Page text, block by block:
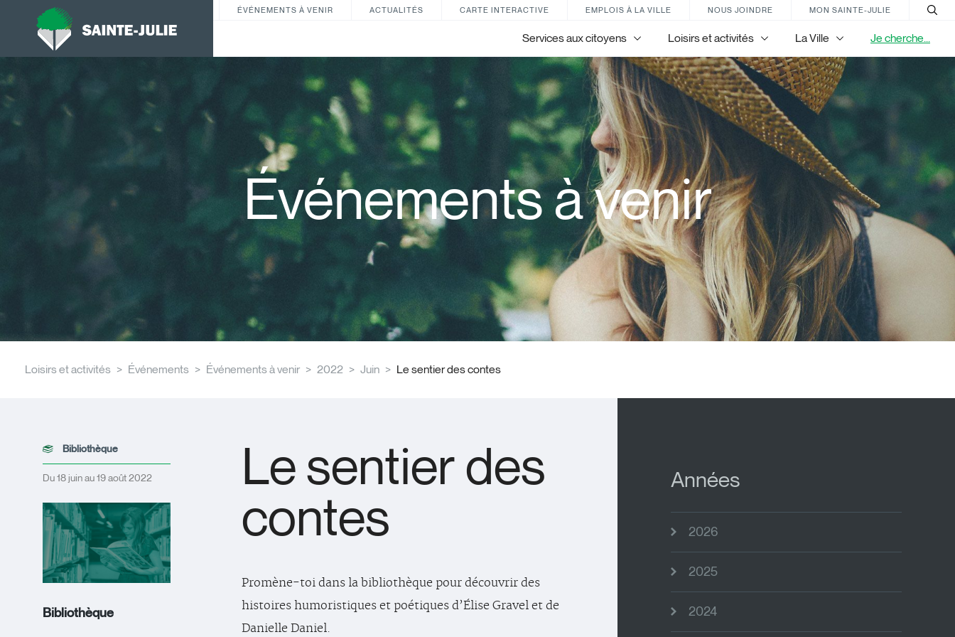
ÉVÉNEMENTS À VENIR ACTUALITÉS CARTE INTERACTIVE EMPLOIS À LA VILLE NOUS JOINDRE MON SAINTE-JULIE
Services aux citoyens Loisirs et activités La Ville Je cherche...
Événements à venir
Loisirs et activités Événements Événements à venir 2022 Juin Le sentier des contes
Bibliothèque
Du 18 juin au 19 août 2022
Bibliothèque
Le sentier des
contes
Promène-toi dans la bibliothèque pour découvrir des
histoires humoristiques et poétiques d’Élise Gravel et de
Danielle Daniel.
Années
2026
2025
2024